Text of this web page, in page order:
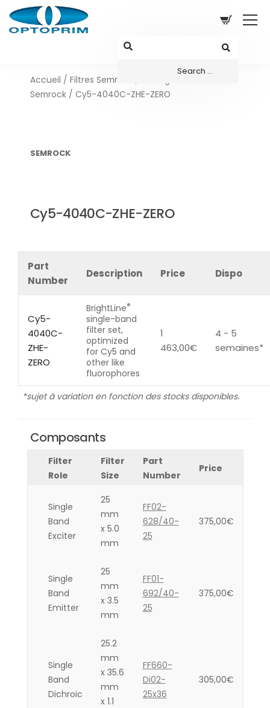
Accueil / Filtres Semrock
Semrock / Cy5-4040C-ZHE-ZERO
SEMROCK
Cy5-4040C-ZHE-ZERO
Part
Number
Description Price Dispo
Cy5-
4040C-
ZHE-
ZERO
BrightLine®
single-band
filter set,
optimized
for Cy5 and
other like
fluorophores
1
463,00€
4 - 5
semaines*
*sujet à variation en fonction des stocks disponibles.
Composants
Filter
Role
Filter
Size
Part
Number
Price
Single
Band
Exciter
25
mm
x 5.0
mm
FF02-
628/40-
25
375,00€
Single
Band
Emitter
25
mm
x 3.5
mm
FF01-
692/40-
25
375,00€
Single
Band
Dichroic
25.2
mm
x 35.6
mm
x 1.1
FF660-
Di02-
25x36
305,00€